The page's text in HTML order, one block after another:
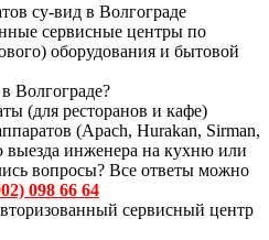
су-вид в Волгограде
сервисные центры по
оборудования и бытовой
Волгограде?
(для ресторанов и кафе)
(Apach, Hurakan, Sirman,
выезда инженера на кухню или
вопросы? Все ответы можно
098 66 64
сервисный центр